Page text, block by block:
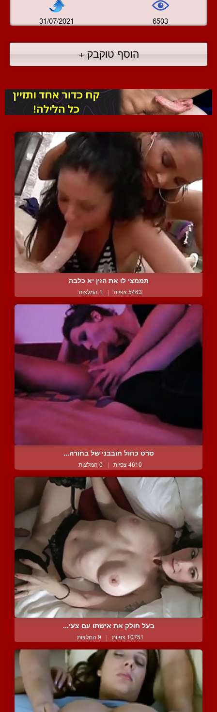
31/07/2021 6503
הוסף טוקבק +
תממצי לו את הזין יא כלבה
5463 צפיות | 1 המלצות
סרט כחול חובבני של בחורה...
4610 צפיות | 0 המלצות
בעל חולק את אישתו עם צעי...
10751 צפיות | 9 המלצות